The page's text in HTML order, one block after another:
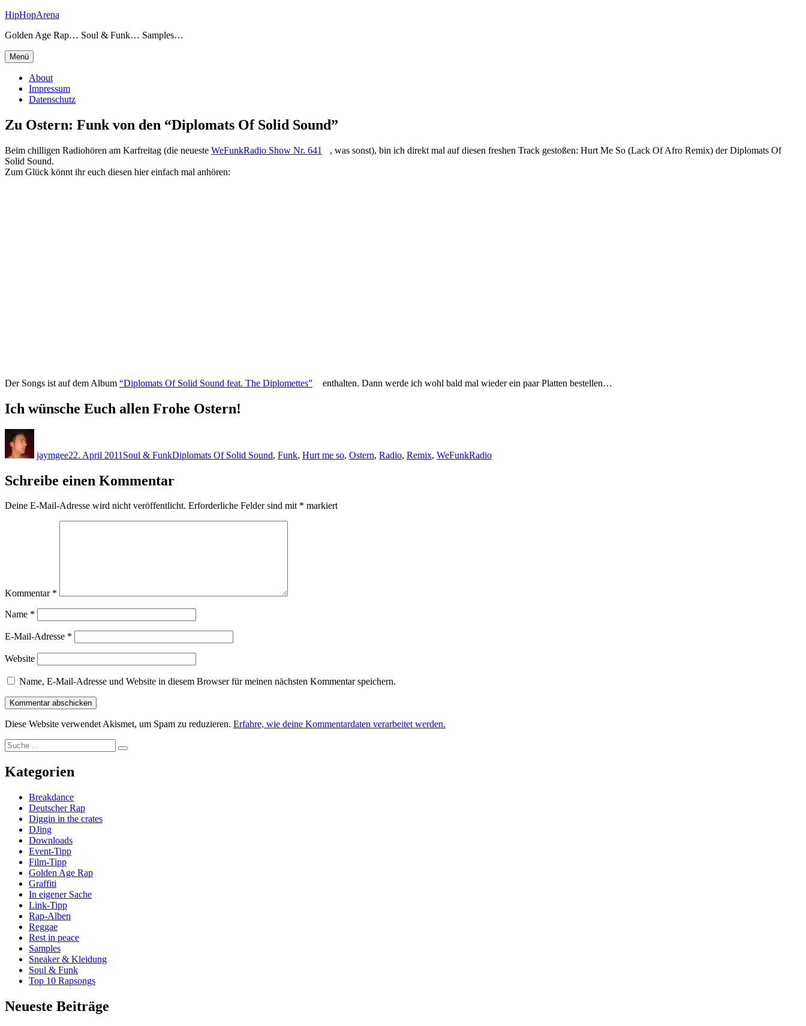
Zum
springen
HipHopArena
Golden Age Rap… Soul & Funk… Samples…
Menü
About
Impressum
Datenschutz
Zu Ostern: Funk von den “Diplomats Of Solid Sound”
Beim chilligen Radiohören am Karfreitag (die neueste WeFunkRadio Show Nr. 641
, was sonst), bin ich direkt mal auf diesen freshen Track gestoßen: Hurt Me So (Lack Of Afro Remix) der Diplomats Of
Solid Sound.
Zum Glück könnt ihr euch diesen hier einfach mal anhören:
Der Songs ist auf dem Album “Diplomats Of Solid Sound feat. The Diplomettes” enthalten. Dann werde ich wohl bald mal wieder ein paar Platten bestellen…
Ich wünsche Euch allen Frohe Ostern!
jaymgee22. April 2011 Soul & FunkDiplomats Of Solid Sound, Funk, Hurt me so, Ostern, Radio, Remix, WeFunkRadio
Schreibe einen Kommentar
Deine E-Mail-Adresse wird nicht veröffentlicht. Erforderliche Felder sind mit * markiert
Kommentar *
Name *
E-Mail-Adresse *
Website
Name, E-Mail-Adresse und Website in diesem Browser für meinen nächsten Kommentar speichern.
Diese Website verwendet Akismet, um Spam zu reduzieren. Erfahre, wie deine Kommentardaten verarbeitet werden.
Suche
nach:
Suche
Kategorien
Breakdance
Deutscher Rap
Diggin in the crates
DJing
Downloads
Event-Tipp
Film-Tipp
Golden Age Rap
Graffiti
In eigener Sache
Link-Tipp
Rap-Alben
Reggae
Rest in peace
Samples
Sneaker & Kleidung
Soul & Funk
Top 10 Rapsongs
Neueste Beiträge